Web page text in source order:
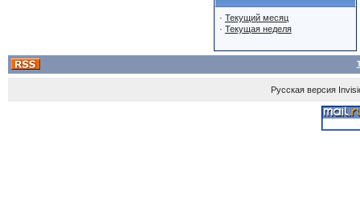
· Текущий месяц
· Текущая неделя
Русская версия